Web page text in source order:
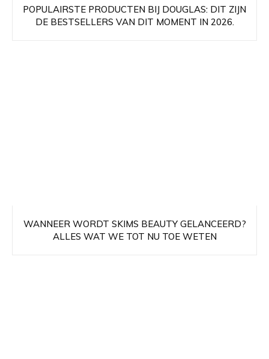
POPULAIRSTE PRODUCTEN BIJ DOUGLAS: DIT ZIJN
DE BESTSELLERS VAN DIT MOMENT IN 2026.
WANNEER WORDT SKIMS BEAUTY GELANCEERD?
ALLES WAT WE TOT NU TOE WETEN